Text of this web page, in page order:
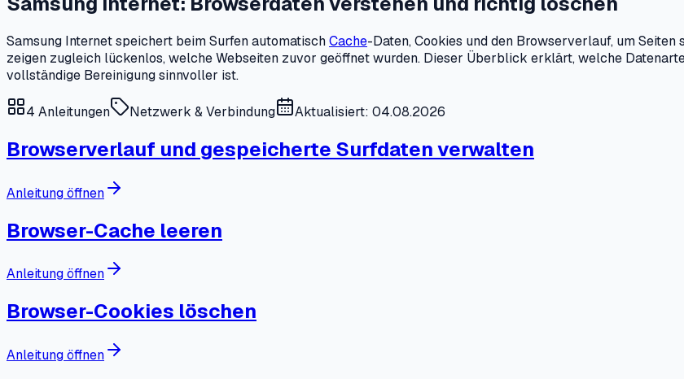
Samsung Internet speichert beim Surfen automatischCache-Daten, Cookies und den Browserverlauf, um
zeigen zugleich lückenlos, welche Webseiten zuvor geöffnet wurden. Dieser Überblick erklärt, welche
vollständige Bereinigung sinnvoller ist.
4 Anleitungen Netzwerk & Verbindung Aktualisiert: 04.08.2026
Browserverlauf und gespeicherte Surfdaten verwalten
Anleitung öffnen
Browser-Cache leeren
Anleitung öffnen
Browser-Cookies löschen
Anleitung öffnen